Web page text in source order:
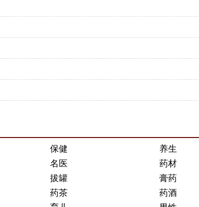
保健 养生
名医 药材
拔罐 膏药
药茶 药酒